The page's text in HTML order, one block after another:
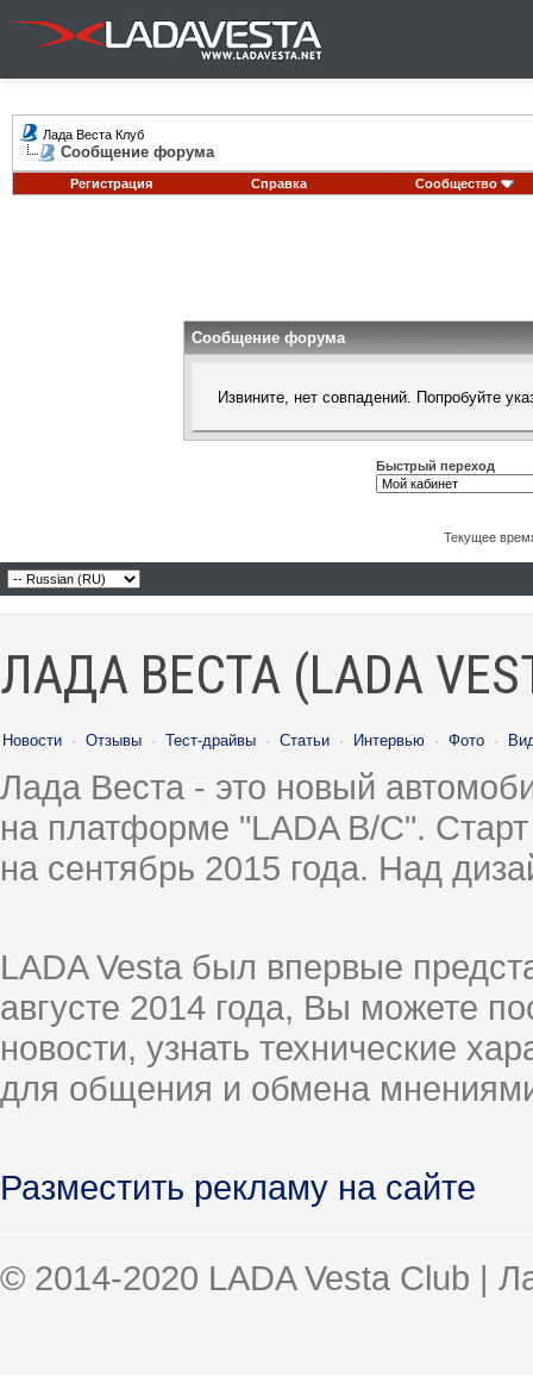
Лада Веста Клуб
Сообщение форума
Регистрация Справка Сообщество
Сообщение форума
Извините, нет совпадений. Попробуйте
Быстрый переход
Текущее
ЛАДА ВЕСТА (LADA
Новости · Отзывы · Тест-драйвы · Статьи · Интервью · Фото ·
Лада Веста - это новый
на платформе "LADA B/C".
на сентябрь 2015 года. Над
LADA Vesta был впервые
августе 2014 года, Вы можете
новости, узнать технические
для общения и обмена
Разместить рекламу на сайте
© 2014-2020 LADA Vesta Club |